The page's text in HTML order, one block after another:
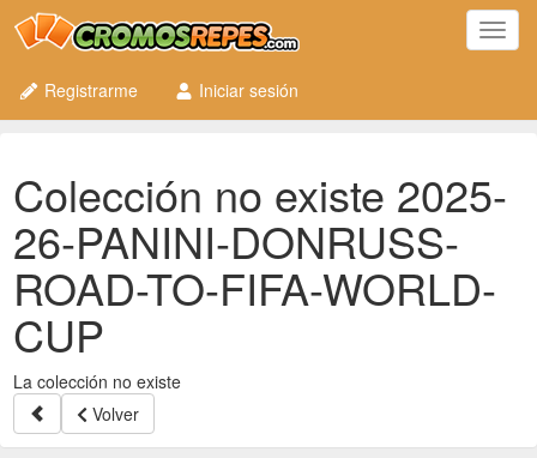
Registrarme
Iniciar sesión
Colección no existe 2025-
26-PANINI-DONRUSS-
ROAD-TO-FIFA-WORLD-
CUP
La colección no existe
Volver